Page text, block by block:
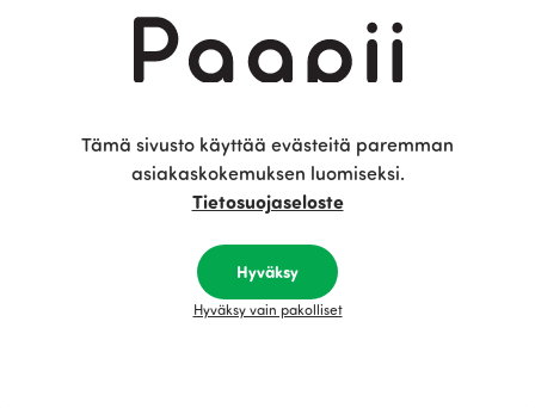
Tämä on Paapii
Tämä sivusto käyttää evästeitä paremman
asiakaskokemuksen luomiseksi.
Tietosuojaseloste
Hyväksy
Hyväksy vain pakolliset